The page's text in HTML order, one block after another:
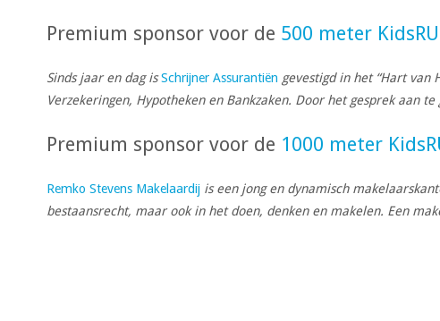
Premium sponsor voor de 500 meter
Sinds jaar en dag isSchrijner Assurantiën gevestigd in het “Hart van
Verzekeringen, Hypotheken en Bankzaken. Door het gesprek aan
Premium sponsor voor de 1000 meter
Remko Stevens Makelaardij is een jong en dynamisch
bestaansrecht, maar ook in het doen, denken en makelen. Een